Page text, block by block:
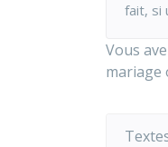
fait, si
Vous
mariage